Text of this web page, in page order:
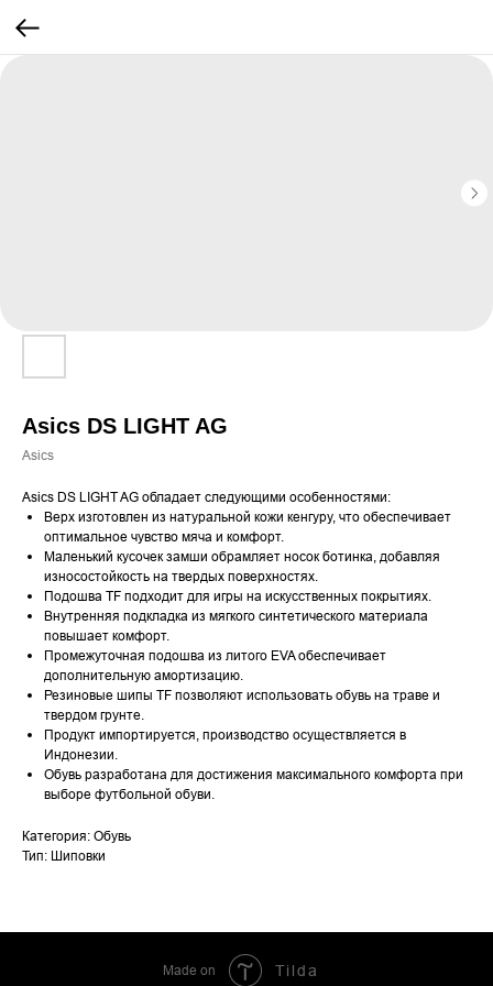
Asics DS LIGHT AG
Asics
Asics DS LIGHT AG обладает следующими особенностями:
Верх изготовлен из натуральной кожи кенгуру, что обеспечивает
оптимальное чувство мяча и комфорт.
Маленький кусочек замши обрамляет носок ботинка, добавляя
износостойкость на твердых поверхностях.
Подошва TF подходит для игры на искусственных покрытиях.
Внутренняя подкладка из мягкого синтетического материала
повышает комфорт.
Промежуточная подошва из литого EVA обеспечивает
дополнительную амортизацию.
Резиновые шипы TF позволяют использовать обувь на траве и
твердом грунте.
Продукт импортируется, производство осуществляется в
Индонезии.
Обувь разработана для достижения максимального комфорта при
выборе футбольной обуви.
Категория: Обувь
Тип: Шиповки
Made on Tilda